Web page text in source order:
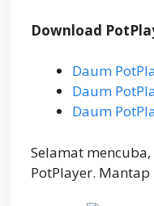
Download
Daum
Daum
Daum
Selamat
PotPlayer. Mantap